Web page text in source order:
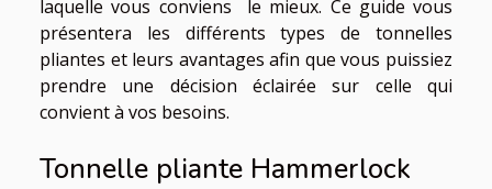
laquelle vous conviens le mieux. Ce guide vous
présentera les différents types de tonnelles
pliantes et leurs avantages afin que vous puissiez
prendre une décision éclairée sur celle qui
convient à vos besoins.
Tonnelle pliante Hammerlock